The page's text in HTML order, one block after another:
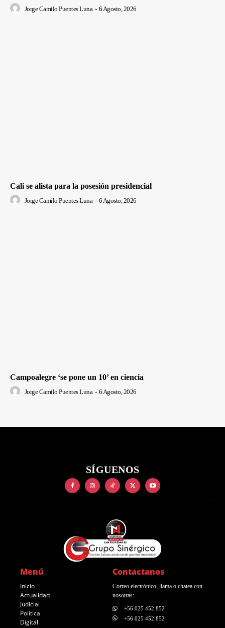
Jorge Camilo Puentes Luna - 6 Agosto, 2026
Cali se alista para la posesión presidencial
Jorge Camilo Puentes Luna - 6 Agosto, 2026
Campoalegre ‘se pone un 10’ en ciencia
Jorge Camilo Puentes Luna - 6 Agosto, 2026
SÍGUENOS
Menú
Inicio
Actualidad
Judicial
Política
Digital
Contactanos
Correo electrónico, llama o chatea con
nosotras:
+56 025 452 852
+56 025 452 852